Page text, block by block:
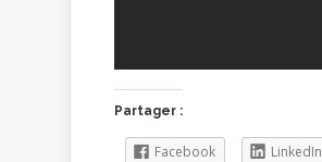
Partager :
Facebook
LinkedIn